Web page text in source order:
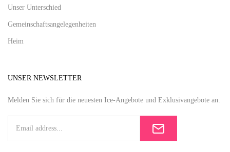
Unser Unterschied
Gemeinschaftsangelegenheiten
Heim
UNSER NEWSLETTER
Melden Sie sich für die neuesten Ice-Angebote und Exklusivangebote an.